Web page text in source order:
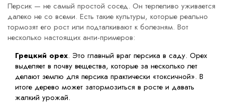
Персик — не самый простой сосед. Он терпеливо уживается
далеко не со всеми. Есть такие культуры, которые реально
тормозят его рост или подталкивают к болезням. Вот
несколько настоящих анти-примеров:
Грецкий орех. Это главный враг персика в саду. Орех
выделяет в почву вещества, которые за несколько лет
делают землю для персика практически «токсичной». В
итоге дерево может затормозиться в росте и давать
жалкий урожай.